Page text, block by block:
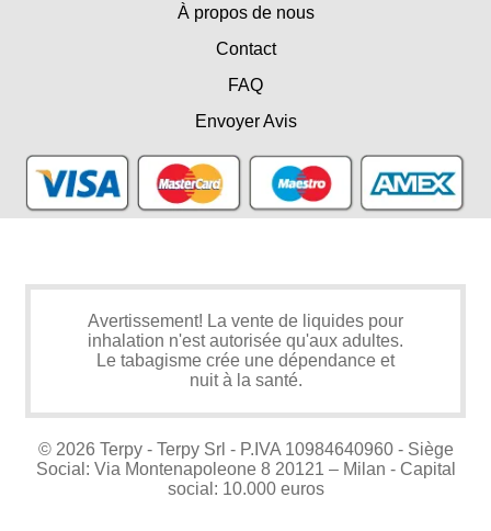
À propos de nous
Contact
FAQ
Envoyer Avis
Avertissement! La vente de liquides pour
inhalation n'est autorisée qu'aux adultes.
Le tabagisme crée une dépendance et
nuit à la santé.
© 2026 Terpy - Terpy Srl - P.IVA 10984640960 - Siège
Social: Via Montenapoleone 8 20121 – Milan - Capital
social: 10.000 euros